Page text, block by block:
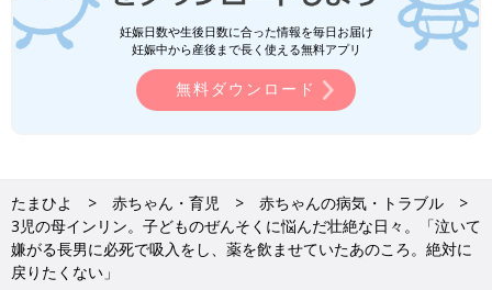
らいいんだって、追い詰められましたね。
子どもだから、薬が症状をよくしてくれるものだって、理解でき
ないんですよね。長男のためを思っての治療なのに、嫌がってで
きないというのは、結構きつかったです。
は、嫌がるのを引きずるような形で連れて行くことになったり。
着いてからも脱走しようとするから叱ると、ギャーってすごい声
で泣き出してしまい…。長男は泣き声も本当に大きくて、すごい
泣き方をする子だったので、病院では本当にヒヤヒヤしていまし
妊娠日数や生後日数に合った情報を毎日お届け
妊娠中から産後まで長く使える無料アプリ
無料ダウンロード
たまひよ 赤ちゃん・育児
赤ちゃんの病気・トラブル
3児の母インリン。子どものぜんそくに悩んだ壮絶な日々。「泣いて
嫌がる長男に必死で吸入をし、薬を飲ませていたあのころ。絶対に
戻りたくない」